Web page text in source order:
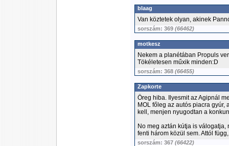
blaag
Van köztetek olyan, akinek
sorszám: 369 (66462)
motkesz
Nekem a planétában Propuls
Tökéletesen műxik minden:D
sorszám: 368 (66455)
Zapkorte
Öreg hiba. Ilyesmit az Agipnál
MOL főleg az autós piacra
kell, menjen nyugodtan a
No meg aztán kútja is
fenti három közül sem. Attól
sorszám: 367 (66422)